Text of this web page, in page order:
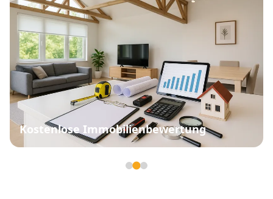
Kostenlose Immobilienbewertung